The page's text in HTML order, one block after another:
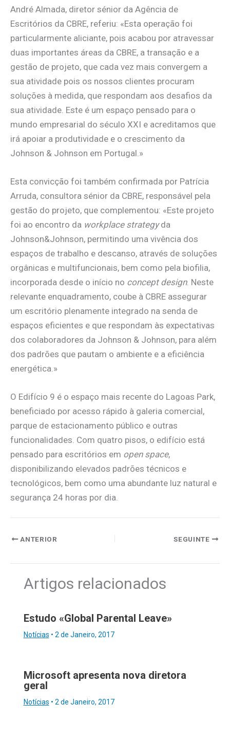
André Almada, diretor sénior da Agência de
Escritórios da CBRE, referiu: «Esta operação foi
particularmente aliciante, pois acabou por atravessar
duas importantes áreas da CBRE, a transação e a
gestão de projeto, que cada vez mais convergem a
sua atividade pois os nossos clientes procuram
soluções à medida, que respondam aos desafios da
sua atividade. Este é um espaço pensado para o
mundo empresarial do século XXI e acreditamos que
irá apoiar a produtividade e o crescimento da
Johnson & Johnson em Portugal.»
Esta convicção foi também confirmada por Patrícia
Arruda, consultora sénior da CBRE, responsável pela
gestão do projeto, que complementou: «Este projeto
foi ao encontro da workplace strategyda
Johnson&Johnson, permitindo uma vivência dos
espaços de trabalho e descanso, através de soluções
orgânicas e multifuncionais, bem como pela biofilia,
incorporada desde o início no concept design. Neste
relevante enquadramento, coube à CBRE assegurar
um escritório plenamente integrado na senda de
espaços eficientes e que respondam às expectativas
dos colaboradores da Johnson & Johnson, para além
dos padrões que pautam o ambiente e a eficiência
energética.»
O Edifício 9 é o espaço mais recente do Lagoas Park,
beneficiado por acesso rápido à galeria comercial,
parque de estacionamento público e outras
funcionalidades. Com quatro pisos, o edifício está
pensado para escritórios em open space,
disponibilizando elevados padrões técnicos e
tecnológicos, bem como uma abundante luz natural e
segurança 24 horas por dia.
ANTERIOR SEGUINTE
Artigos relacionados
Estudo «Global Parental Leave»
Notícias • 2 de Janeiro, 2017
Microsoft apresenta nova diretora
geral
Notícias • 2 de Janeiro, 2017